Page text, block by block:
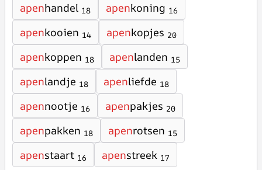
apenhandel 18 apenkoning 16
apenkooien 14 apenkopjes 20
apenkoppen 18 apenlanden 15
apenlandje 18 apenliefde 18
apennootje 16 apenpakjes 20
apenpakken 18 apenrotsen 15
apenstaart 16 apenstreek 17